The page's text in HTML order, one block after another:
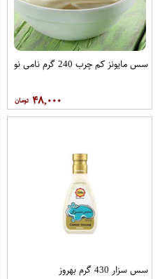
سس مایونز کم چرب 240 گرم نامی نو
۴۸,۰۰۰
سس سزار 430 گرم بهروز